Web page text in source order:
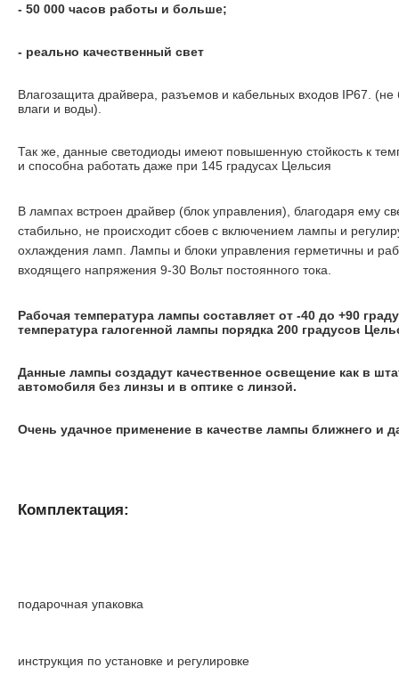
- 50 000 часов работы и больше;
- реально качественный свет
Влагозащита драйвера, разъемов и кабельных входов IP67.
влаги и воды).
Так же, данные светодиоды имеют повышенную стойкость к
и способна работать даже при 145 градусах Цельсия
В лампах встроен драйвер (блок управления), благодаря ему
стабильно, не происходит сбоев с включением лампы и
охлаждения ламп. Лампы и блоки управления герметичны и
входящего напряжения 9-30 Вольт постоянного тока.
Рабочая температура лампы составляет от -40 до +90
температура галогенной лампы порядка 200 градусов
Данные лампы создадут качественное освещение как в
автомобиля без линзы и в оптике с линзой.
Очень удачное применение в качестве лампы ближнего и
Комплектация:
подарочная упаковка
инструкция по установке и регулировке